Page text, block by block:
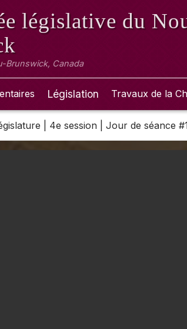
législative du
Brunswick, Canada
Législation Travaux de la
| 4e session | Jour de séance